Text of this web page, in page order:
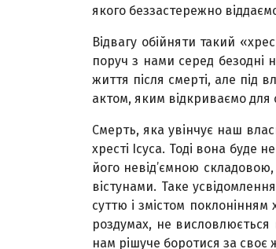
якого беззастережно
Відвагу обійняти такий
поруч з нами серед безодні
життя після смерті, але під
актом, яким відкриваємо для
Смерть, яка увінчує наш
хресті Ісуса. Тоді вона буде
його невід’ємною
вістунами. Таке
суттю і змістом
роздумах, не
нам рішуче боротися за своє